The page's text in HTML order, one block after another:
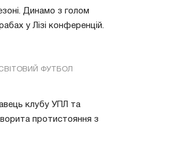
Динамо з голом
у Лізі конференцій.
СВІТОВИЙ ФУТБОЛ
клубу УПЛ та
протистояння з